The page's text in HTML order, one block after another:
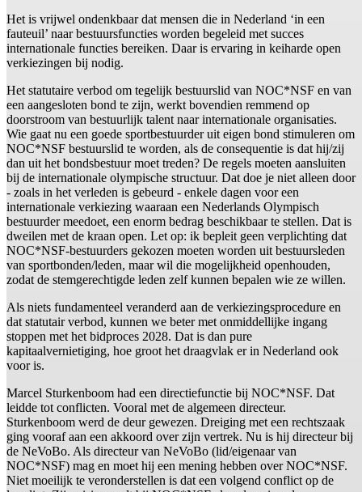
Het is vrijwel ondenkbaar dat mensen die in Nederland ‘in een
fauteuil’ naar bestuursfuncties worden begeleid met succes
internationale functies bereiken. Daar is ervaring in keiharde open
verkiezingen bij nodig.
Het statutaire verbod om tegelijk bestuurslid van NOC*NSF en van
een aangesloten bond te zijn, werkt bovendien remmend op
doorstroom van bestuurlijk talent naar internationale organisaties.
Wie gaat nu een goede sportbestuurder uit eigen bond stimuleren om
NOC*NSF bestuurslid te worden, als de consequentie is dat hij/zij
dan uit het bondsbestuur moet treden? De regels moeten aansluiten
bij de internationale olympische structuur. Dat doe je niet alleen door
- zoals in het verleden is gebeurd - enkele dagen voor een
internationale verkiezing waaraan een Nederlands Olympisch
bestuurder meedoet, een enorm bedrag beschikbaar te stellen. Dat is
dweilen met de kraan open. Let op: ik bepleit geen verplichting dat
NOC*NSF-bestuurders gekozen moeten worden uit bestuursleden
van sportbonden/leden, maar wil die mogelijkheid openhouden,
zodat de stemgerechtigde leden zelf kunnen bepalen wie ze willen.
Als niets fundamenteel veranderd aan de verkiezingsprocedure en
dat statutair verbod, kunnen we beter met onmiddellijke ingang
stoppen met het bidproces 2028. Dat is dan pure
kapitaalvernietiging, hoe groot het draagvlak er in Nederland ook
voor is.
Marcel Sturkenboom had een directiefunctie bij NOC*NSF. Dat
leidde tot conflicten. Vooral met de algemeen directeur.
Sturkenboom werd de deur gewezen. Dreiging met een rechtszaak
ging vooraf aan een akkoord over zijn vertrek. Nu is hij directeur bij
de NeVoBo. Als directeur van NeVoBo (lid/eigenaar van
NOC*NSF) mag en moet hij een mening hebben over NOC*NSF.
Niet moeilijk te veronderstellen is dat een volgend conflict op de